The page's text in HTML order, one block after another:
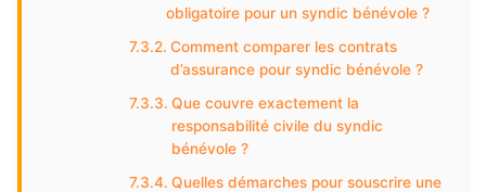
obligatoire pour un syndic bénévole ?
Comment comparer les contrats
d’assurance pour syndic bénévole ?
Que couvre exactement la
responsabilité civile du syndic
bénévole ?
Quelles démarches pour souscrire une